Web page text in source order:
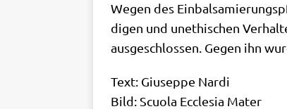
Wegen des
di­gen und unethi­schen
aus­ge­schlos­sen. Gegen ihn
Text: Giu­sep­pe Nar­di
Bild: Scuo­la Eccle­sia Mater